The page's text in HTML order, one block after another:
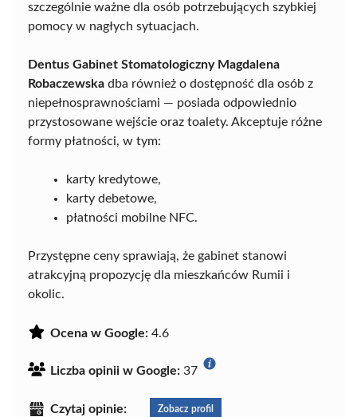
szczególnie ważne dla osób potrzebujących szybkiej
pomocy w nagłych sytuacjach.
Dentus Gabinet Stomatologiczny Magdalena
Robaczewska dba również o dostępność dla osób z
niepełnosprawnościami — posiada odpowiednio
przystosowane wejście oraz toalety. Akceptuje różne
formy płatności, w tym:
karty kredytowe,
karty debetowe,
płatności mobilne NFC.
Przystępne ceny sprawiają, że gabinet stanowi
atrakcyjną propozycję dla mieszkańców Rumii i
okolic.
Ocena w Google: 4.6
Liczba opinii w Google: 37
Czytaj opinie: Zobacz profil